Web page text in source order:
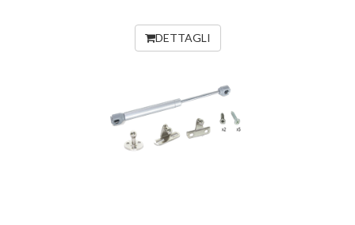
DETTAGLI